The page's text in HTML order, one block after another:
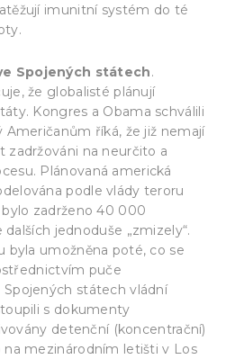
imunitní systém do té
Spojených státech.
že globalisté plánují
Kongres a Obama schválili
říká, že již nemají
zadržováni na neurčito a
Plánovaná americká
podle vlády teroru
zadrženo 40 000
jednoduše „zmizely“.
byla umožněna poté, co se
puče
Spojených státech vládní
s dokumenty
detenční (koncentrační)
na mezinárodním letišti v Los